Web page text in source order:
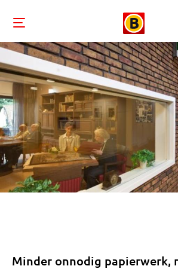
Minder onnodig papierwerk,